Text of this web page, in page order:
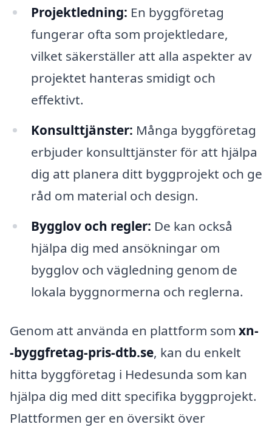
Projektledning: En byggföretag
fungerar ofta som projektledare,
vilket säkerställer att alla aspekter av
projektet hanteras smidigt och
effektivt.
Konsulttjänster: Många byggföretag
erbjuder konsulttjänster för att hjälpa
dig att planera ditt byggprojekt och ge
råd om material och design.
Bygglov och regler: De kan också
hjälpa dig med ansökningar om
bygglov och vägledning genom de
lokala byggnormerna och reglerna.
Genom att använda en plattform som xn-
-byggfretag-pris-dtb.se, kan du enkelt
hitta byggföretag i Hedesunda som kan
hjälpa dig med ditt specifika byggprojekt.
Plattformen ger en översikt över